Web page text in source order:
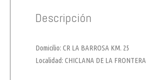
Descripción
Domicilio: CR LA BARROSA KM. 25
Localidad: CHICLANA DE LA FRONTERA